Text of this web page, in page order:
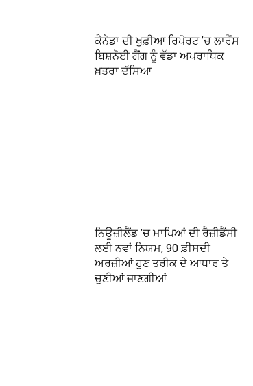
ਕੈਨੇਡਾ ਦੀ ਖੁਫ਼ੀਆ ਰਿਪੋਰਟ ’ਚ ਲਾਰੈਂਸ
ਬਿਸ਼ਨੋਈ ਗੈਂਗ ਨੂੰ ਵੱਡਾ ਅਪਰਾਧਿਕ
ਖ਼ਤਰਾ ਦੱਸਿਆ
ਨਿਊਜ਼ੀਲੈਂਡ ’ਚ ਮਾਪਿਆਂ ਦੀ ਰੈਜ਼ੀਡੈਂਸੀ
ਲਈ ਨਵਾਂ ਨਿਯਮ, 90 ਫ਼ੀਸਦੀ
ਅਰਜ਼ੀਆਂ ਹੁਣ ਤਰੀਕ ਦੇ ਆਧਾਰ ਤੇ
ਚੁਣੀਆਂ ਜਾਣਗੀਆਂ